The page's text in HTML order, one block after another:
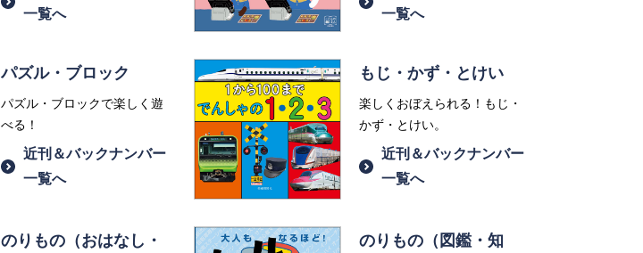
一覧へ
一覧へ
パズル・ブロック
パズル・ブロックで楽しく遊
べる！
近刊＆バックナンバー
一覧へ
もじ・かず・とけい
楽しくおぼえられる！もじ・
かず・とけい。
近刊＆バックナンバー
一覧へ
のりもの（おはなし・ のりもの（図鑑・知